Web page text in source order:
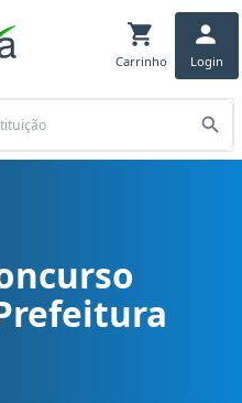
Carrinho Login
Municipal cargo